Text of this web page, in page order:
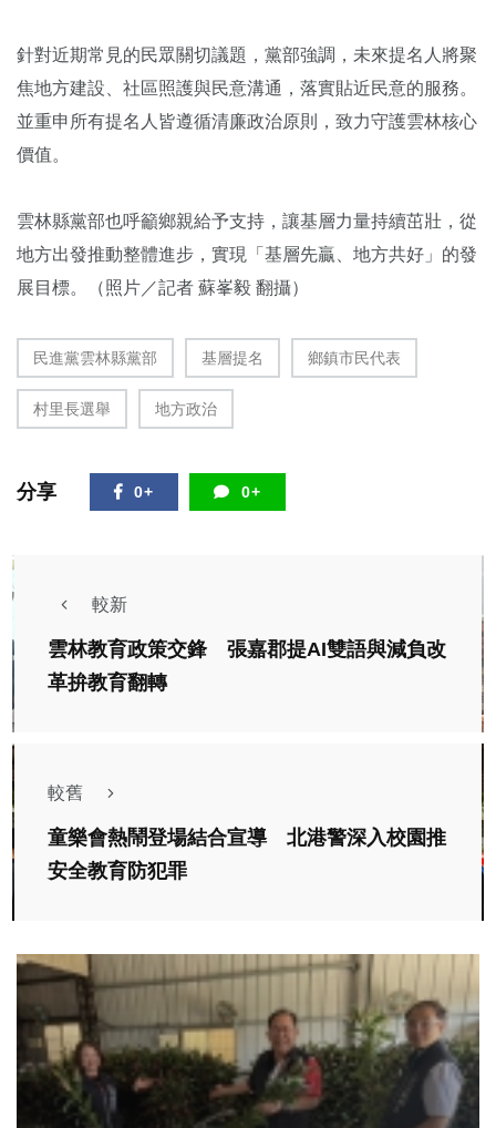
針對近期常見的民眾關切議題，黨部強調，未來提名人將聚
焦地方建設、社區照護與民意溝通，落實貼近民意的服務。
並重申所有提名人皆遵循清廉政治原則，致力守護雲林核心
價值。
雲林縣黨部也呼籲鄉親給予支持，讓基層力量持續茁壯，從
地方出發推動整體進步，實現「基層先贏、地方共好」的發
展目標。（照片／記者 蘇峯毅 翻攝）
民進黨雲林縣黨部 基層提名 鄉鎮市民代表
村里長選舉 地方政治
分享 0+ 0+
較新
雲林教育政策交鋒 張嘉郡提AI雙語與減負改
革拚教育翻轉
較舊
童樂會熱鬧登場結合宣導 北港警深入校園推
安全教育防犯罪